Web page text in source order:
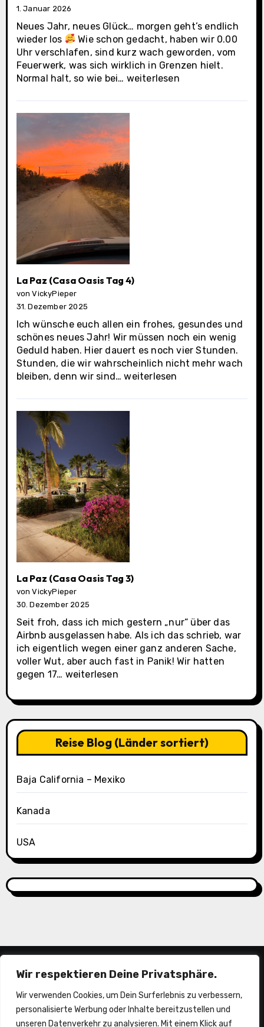
Wir respektieren Deine Privatsphäre.
Wir verwenden Cookies, um Dein Surferlebnis zu verbessern,
personalisierte Werbung oder Inhalte bereitzustellen und
unseren Datenverkehr zu analysieren. Mit einem Klick auf
1. Januar 2026
Neues Jahr, neues Glück… morgen geht’s endlich
wieder los
Wie schon gedacht, haben wir 0.00
Uhr verschlafen, sind kurz wach geworden, vom
Feuerwerk, was sich wirklich in Grenzen hielt.
Normal halt, so wie bei… La
(Casa
Oasis
letzter
Tag)
weiterlesen
La Paz (Casa Oasis Tag 4)
von VickyPieper
31. Dezember 2025
Ich wünsche euch allen ein frohes, gesundes und
schönes neues Jahr! Wir müssen noch ein wenig
Geduld haben. Hier dauert es noch vier Stunden.
Stunden, die wir wahrscheinlich nicht mehr wach
bleiben, denn wir sind…La
(Casa
Oasis
4)
weiterlesen
La Paz (Casa Oasis Tag 3)
von VickyPieper
30. Dezember 2025
Seit froh, dass ich mich gestern „nur“ über das
Airbnb ausgelassen habe. Als ich das schrieb, war
ich eigentlich wegen einer ganz anderen Sache,
voller Wut, aber auch fast in Panik! Wir hatten
gegen 17… La
(Casa
3)
weiterlesen
Reise Blog (Länder sortiert)
Baja California – Mexiko
Kanada
USA